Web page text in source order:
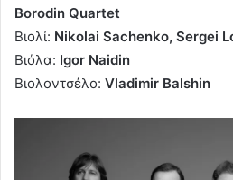
Borodin Quartet
Βιολί: Nikolai Sachenko, Sergei
Βιόλα: Igor Naidin
Βιολοντσέλο: Vladimir Balshin